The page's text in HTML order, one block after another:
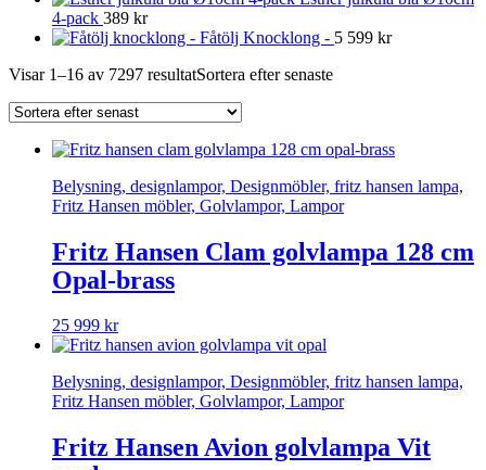
4-pack 389 kr
Fåtölj Knocklong - 5 599 kr
Visar 1–16 av 7297 resultatSortera efter senaste
Belysning, designlampor, Designmöbler, fritz hansen lampa,
Fritz Hansen möbler, Golvlampor, Lampor
Fritz Hansen Clam golvlampa 128 cm
Opal-brass
25 999 kr
Belysning, designlampor, Designmöbler, fritz hansen lampa,
Fritz Hansen möbler, Golvlampor, Lampor
Fritz Hansen Avion golvlampa Vit